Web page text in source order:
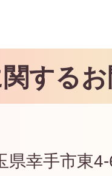
する
県幸手市東